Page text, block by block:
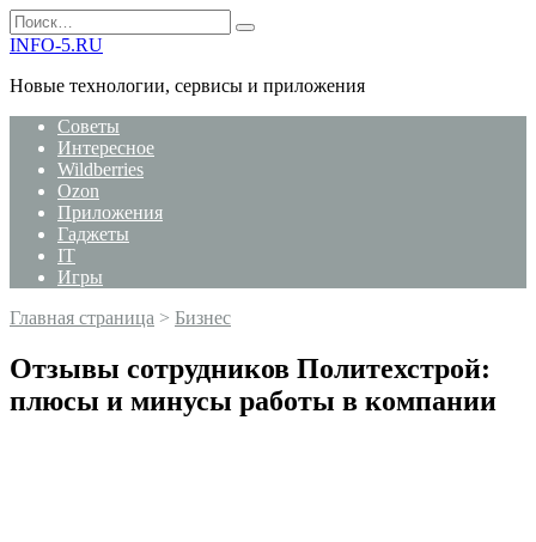
Перейти
к
Search
for:
INFO-5.RU
Новые технологии, сервисы и приложения
Советы
Интересное
Wildberries
Ozon
Приложения
Гаджеты
IT
Игры
Главная страница > Бизнес
Отзывы сотрудников Политехстрой:
плюсы и минусы работы в компании